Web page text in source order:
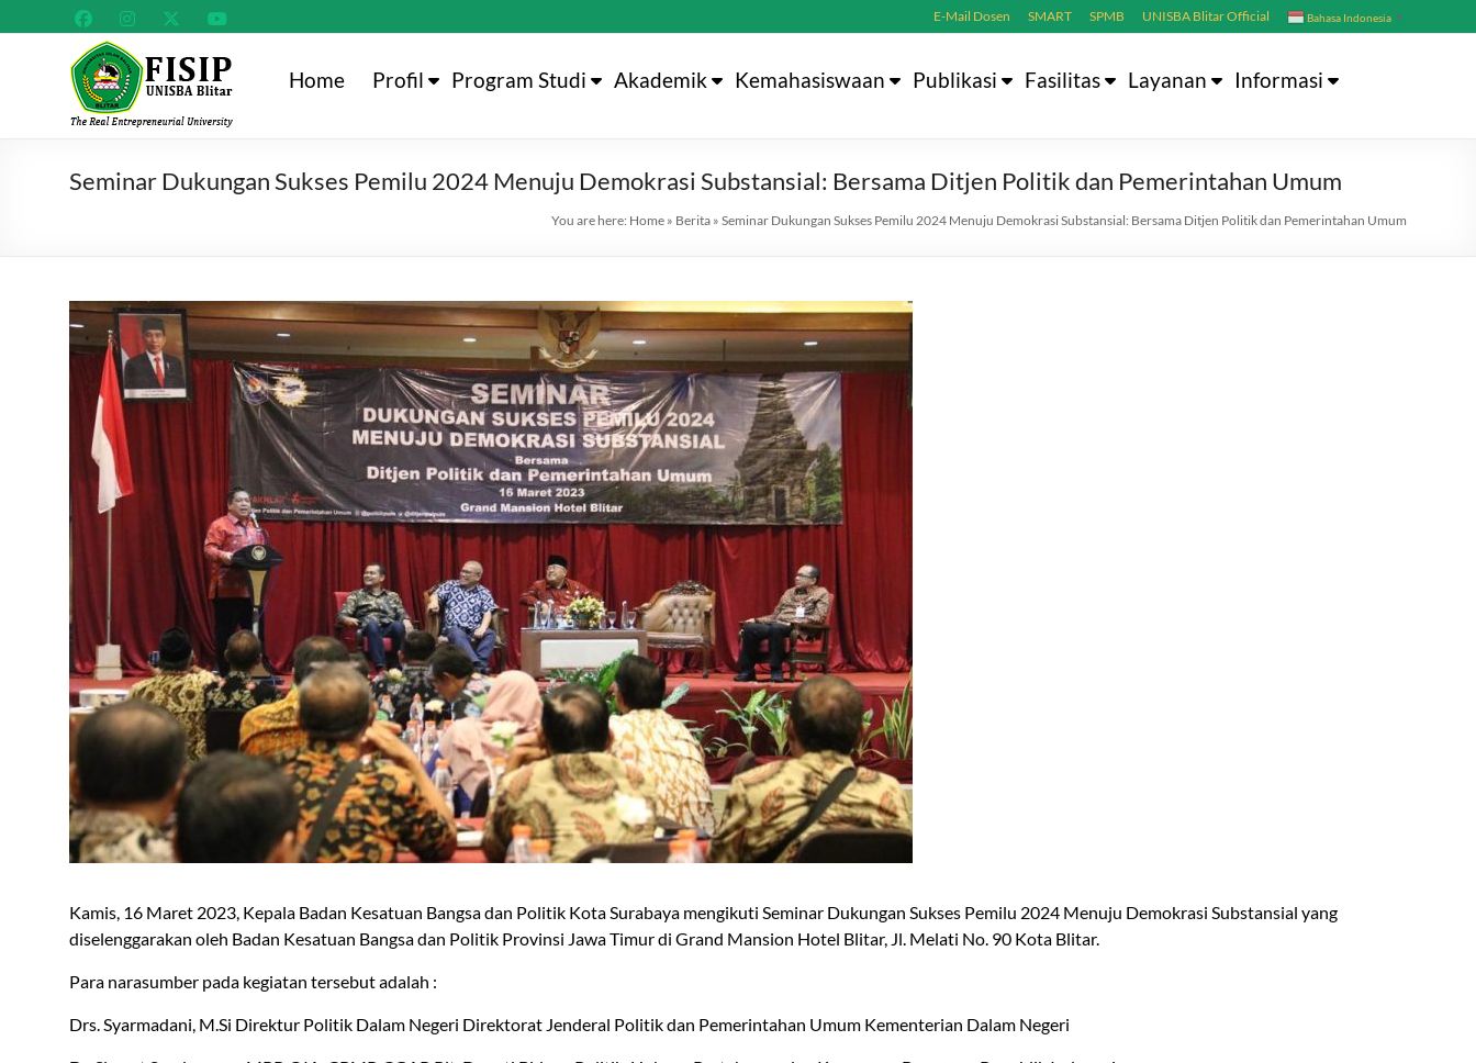
to
E-Mail Dosen SMART SPMB UNISBA Blitar Official Bahasa Indonesia ▼
Fakultas
Ilmu
dan
Islam
Balitar
Home Profil Program Studi Akademik Kemahasiswaan Publikasi Fasilitas Layanan Informasi
Seminar Dukungan Sukses Pemilu 2024 Menuju Demokrasi Substansial: Bersama Ditjen Politik dan Pemerintahan Umum
You are here: Home » Berita » Seminar Dukungan Sukses Pemilu 2024 Menuju Demokrasi Substansial: Bersama Ditjen Politik dan Pemerintahan Umum
Kamis, 16 Maret 2023, Kepala Badan Kesatuan Bangsa dan Politik Kota Surabaya mengikuti Seminar Dukungan Sukses Pemilu 2024 Menuju Demokrasi Substansial yang
diselenggarakan oleh Badan Kesatuan Bangsa dan Politik Provinsi Jawa Timur di Grand Mansion Hotel Blitar, Jl. Melati No. 90 Kota Blitar.
Para narasumber pada kegiatan tersebut adalah :
Drs. Syarmadani, M.Si Direktur Politik Dalam Negeri Direktorat Jenderal Politik dan Pemerintahan Umum Kementerian Dalam Negeri